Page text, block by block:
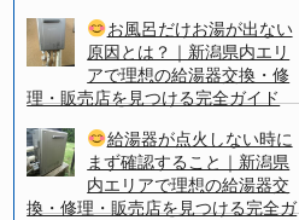
お風呂だけお湯が出ない
原因とは？｜新潟県内エリ
アで理想の給湯器交換・修
理・販売店を見つける完全ガイド
給湯器が点火しない時に
まず確認すること｜新潟県
内エリアで理想の給湯器交
換・修理・販売店を見つける完全ガ